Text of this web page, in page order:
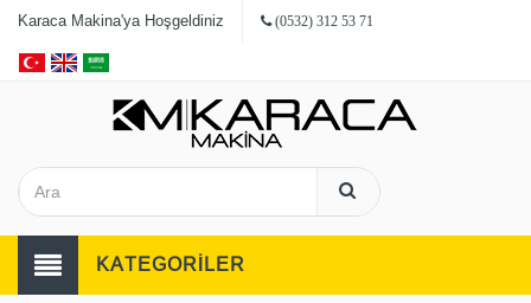
Karaca Makina'ya Hoşgeldiniz (0532) 312 53 71
KATEGORİLER